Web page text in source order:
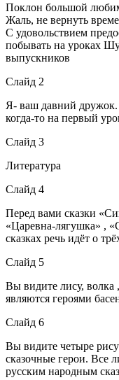
Поклон большой
Жаль, не вернуть
С удовольствием
побывать на уроках
выпускников
Слайд 2
Я- ваш давний
когда-то на первый
Слайд 3
Литература
Слайд 4
Перед вами сказки
«Царевна-лягушка» ,
сказках речь идёт о
Слайд 5
Вы видите лису, волка
являются героями
Слайд 6
Вы видите четыре
сказочные герои. Все
русским народным